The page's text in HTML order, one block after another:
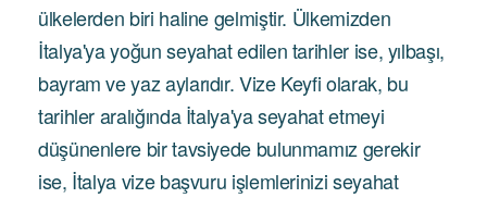
ülkelerden biri haline gelmiştir. Ülkemizden
İtalya'ya yoğun seyahat edilen tarihler ise, yılbaşı,
bayram ve yaz aylarıdır. Vize Keyfi olarak, bu
tarihler aralığında İtalya'ya seyahat etmeyi
düşünenlere bir tavsiyede bulunmamız gerekir
ise, İtalya vize başvuru işlemlerinizi seyahat